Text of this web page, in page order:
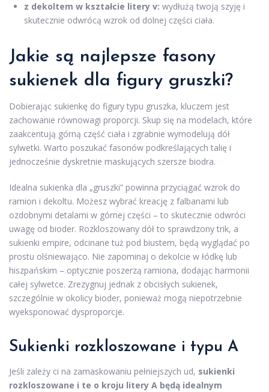
z dekoltem w kształcie litery v: wydłużą twoją szyję i
skutecznie odwrócą wzrok od dolnej części ciała.
Jakie są najlepsze fasony
sukienek dla figury gruszki?
Dobierając sukienkę do figury typu gruszka, kluczem jest
zachowanie równowagi proporcji. Skup się na modelach, które
zaakcentują górną część ciała i zgrabnie wymodelują dół
sylwetki. Warto poszukać fasonów podkreślających talię i
jednocześnie dyskretnie maskujących szersze biodra.
Idealna sukienka dla „gruszki” powinna przyciągać wzrok do
ramion i dekoltu. Możesz wybrać kreację z falbanami lub
ozdobnymi detalami w górnej części – to skutecznie odwróci
uwagę od bioder. Rozkloszowany dół to sprawdzony trik, a
sukienki empire, odcinane tuż pod biustem, będą wyglądać po
prostu olśniewająco. Nie zapominaj o dekolcie w łódkę lub
hiszpańskim – optycznie poszerzą ramiona, dodając harmonii
całej sylwetce. Zrezygnuj jednak z obcisłych sukienek,
szczególnie w okolicy bioder, ponieważ mogą niepotrzebnie
wyeksponować dysproporcje.
Sukienki rozkloszowane i typu A
Jeśli zależy ci na zamaskowaniu pełniejszych ud, sukienki
rozkloszowane i te o kroju litery A będą idealnym